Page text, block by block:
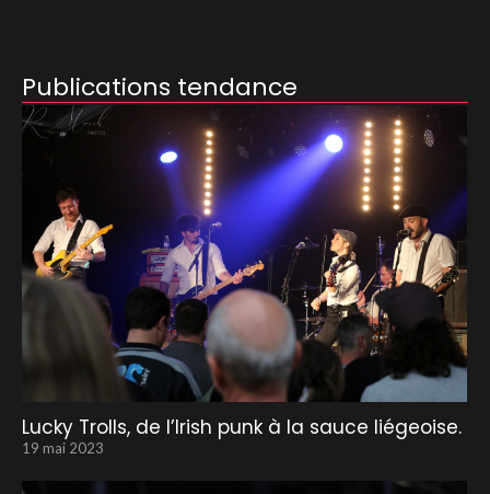
Publications tendance
Lucky Trolls, de l’Irish punk à la sauce liégeoise.
19 mai 2023